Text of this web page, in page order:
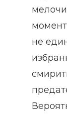
момент
не